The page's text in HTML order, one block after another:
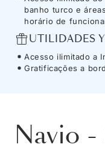
banho turco e
horário de
UTILIDADES
Acesso ilimitado a
Gratificações a
Navio -